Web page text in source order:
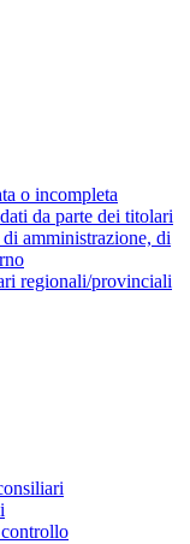
o incompleta
da parte dei titolari
amministrazione, di
regionali/provinciali